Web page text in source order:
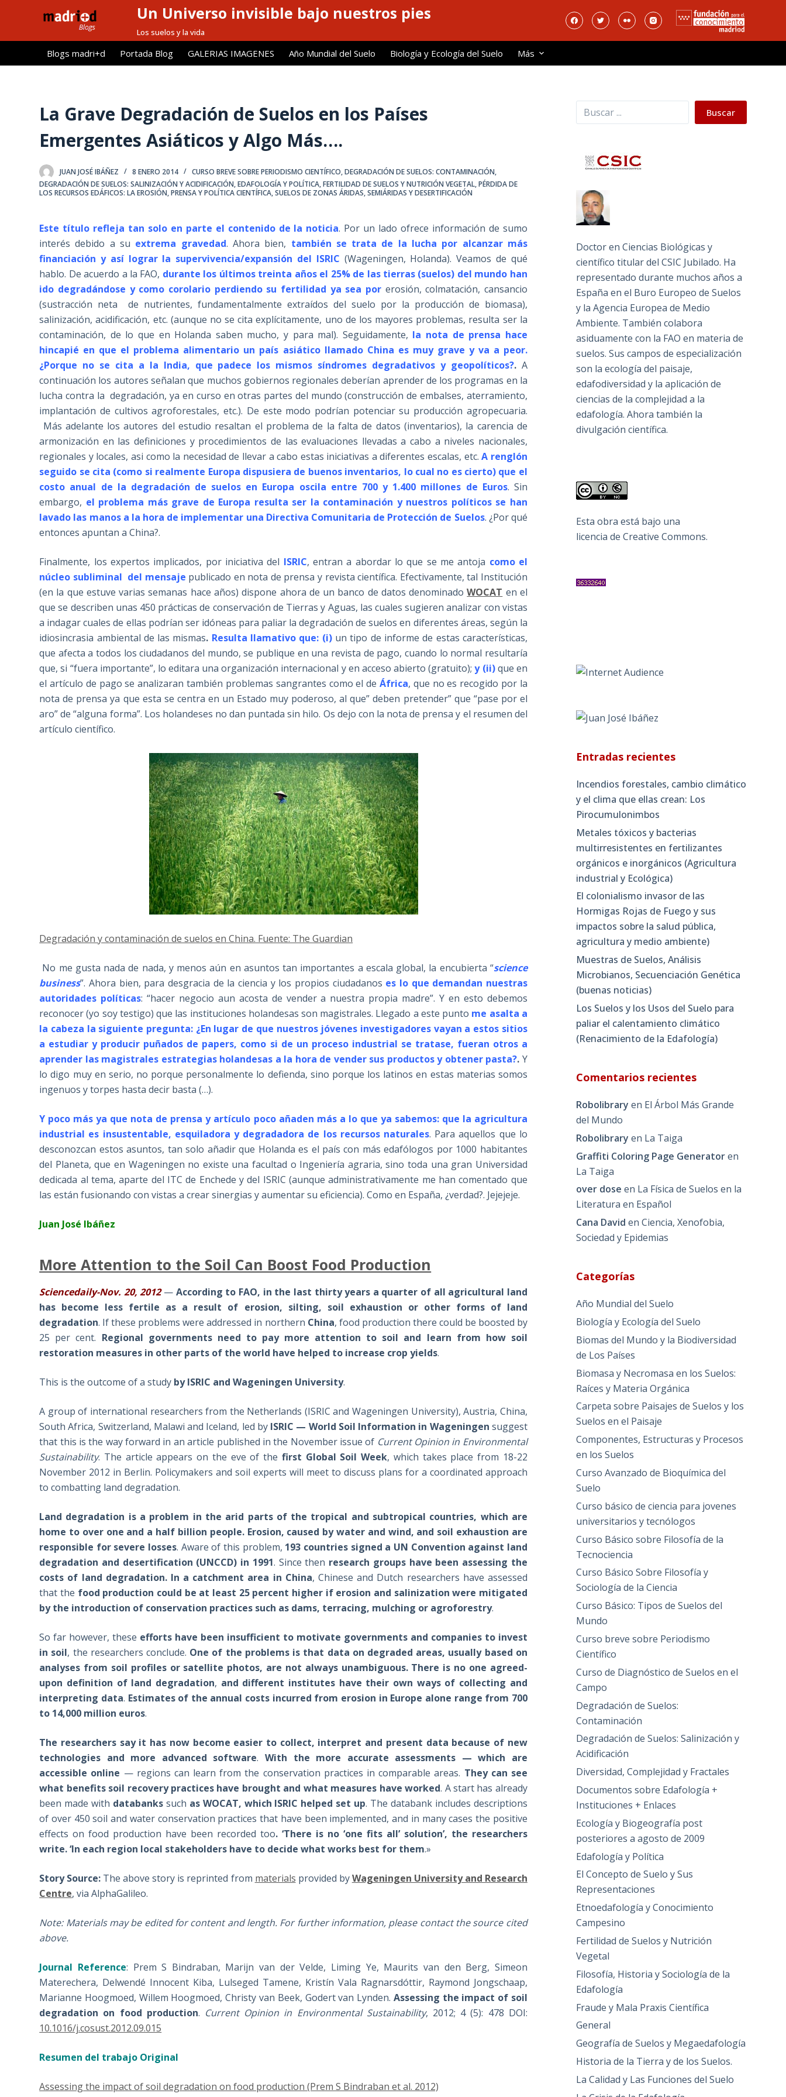
l
Un Universo invisible bajo nuestros pies
Los suelos y la vida
Blogs madri+d Portada Blog GALERIAS IMAGENES Año Mundial del Suelo Biología y Ecología del Suelo Más
La Grave Degradación de Suelos en los Países
Emergentes Asiáticos y Algo Más….
JUAN JOSÉ IBÁÑEZ 8 ENERO 2014 CURSO BREVE SOBRE PERIODISMO CIENTÍFICO,DEGRADACIÓN DE SUELOS: CONTAMINACIÓN,
DEGRADACIÓN DE SUELOS: SALINIZACIÓN Y ACIDIFICACIÓN,EDAFOLOGÍA Y POLÍTICA,FERTILIDAD DE SUELOS Y NUTRICIÓN VEGETAL,PÉRDIDA DE
LOS RECURSOS EDÁFICOS: LA EROSIÓN,PRENSA Y POLÍTICA CIENTÍFICA,SUELOS DE ZONAS ÁRIDAS, SEMIÁRIDAS Y DESERTIFICACIÓN
Este título refleja tan solo en parte el contenido de la noticia. Por un lado ofrece información de sumo
interés debido a su extrema gravedad. Ahora bien, también se trata de la lucha por alcanzar más
financiación y así lograr la supervivencia/expansión del ISRIC (Wageningen, Holanda). Veamos de qué
hablo. De acuerdo a la FAO, durante los últimos treinta años el 25% de las tierras (suelos) del mundo han
ido degradándose y como corolario perdiendo su fertilidad ya sea por erosión, colmatación, cansancio
(sustracción neta de nutrientes, fundamentalmente extraídos del suelo por la producción de biomasa),
salinización, acidificación, etc. (aunque no se cita explícitamente, uno de los mayores problemas, resulta ser la
contaminación, de lo que en Holanda saben mucho, y para mal). Seguidamente, la nota de prensa hace
hincapié en que el problema alimentario un país asiático llamado China es muy grave y va a peor.
¿Porque no se cita a la India, que padece los mismos síndromes degradativos y geopolíticos?.A
continuación los autores señalan que muchos gobiernos regionales deberían aprender de los programas en la
lucha contra la degradación, ya en curso en otras partes del mundo (construcción de embalses, aterramiento,
implantación de cultivos agroforestales, etc.). De este modo podrían potenciar su producción agropecuaria.
Más adelante los autores del estudio resaltan el problema de la falta de datos (inventarios), la carencia de
armonización en las definiciones y procedimientos de las evaluaciones llevadas a cabo a niveles nacionales,
regionales y locales, asi como la necesidad de llevar a cabo estas iniciativas a diferentes escalas, etc.A renglón
seguido se cita (como si realmente Europa dispusiera de buenos inventarios, lo cual no es cierto) que el
costo anual de la degradación de suelos en Europa oscila entre 700 y 1.400 millones de Euros. Sin
embargo, el problema más grave de Europa resulta ser la contaminación y nuestros políticos se han
lavado las manos a la hora de implementar una Directiva Comunitaria de Protección de Suelos. ¿Por qué
entonces apuntan a China?.
Finalmente, los expertos implicados, por iniciativa del ISRIC, entran a abordar lo que se me antoja como el
núcleo subliminal del mensaje publicado en nota de prensa y revista científica. Efectivamente, tal Institución
(en la que estuve varias semanas hace años) dispone ahora de un banco de datos denominadoWOCAT en el
que se describen unas 450 prácticas de conservación de Tierras y Aguas, las cuales sugieren analizar con vistas
a indagar cuales de ellas podrían ser idóneas para paliar la degradación de suelos en diferentes áreas, según la
idiosincrasia ambiental de las mismas. Resulta llamativo que: (i)un tipo de informe de estas características,
que afecta a todos los ciudadanos del mundo, se publique en una revista de pago, cuando lo normal resultaría
que, si “fuera importante”, lo editara una organización internacional y en acceso abierto (gratuito);y (ii)que en
el artículo de pago se analizaran también problemas sangrantes como el de África, que no es recogido por la
nota de prensa ya que esta se centra en un Estado muy poderoso, al que” deben pretender” que “pase por el
aro” de “alguna forma”. Los holandeses no dan puntada sin hilo. Os dejo con la nota de prensa y el resumen del
artículo científico.
Degradación y contaminación de suelos en China. Fuente: The Guardian
No me gusta nada de nada, y menos aún en asuntos tan importantes a escala global, la encubierta “science
business”. Ahora bien, para desgracia de la ciencia y los propios ciudadanos es lo que demandan nuestras
autoridades políticas: “hacer negocio aun acosta de vender a nuestra propia madre”. Y en esto debemos
reconocer (yo soy testigo) que las instituciones holandesas son magistrales. Llegado a este punto me asalta a
la cabeza la siguiente pregunta: ¿En lugar de que nuestros jóvenes investigadores vayan a estos sitios
a estudiar y producir puñados de papers, como si de un proceso industrial se tratase, fueran otros a
aprender las magistrales estrategias holandesas a la hora de vender sus productos y obtener pasta?. Y
lo digo muy en serio, no porque personalmente lo defienda, sino porque los latinos en estas materias somos
ingenuos y torpes hasta decir basta (…).
Y poco más ya que nota de prensa y artículo poco añaden más a lo que ya sabemos: que la agricultura
industrial es insustentable, esquiladora y degradadora de los recursos naturales. Para aquellos que lo
desconozcan estos asuntos, tan solo añadir que Holanda es el país con más edafólogos por 1000 habitantes
del Planeta, que en Wageningen no existe una facultad o Ingeniería agraria, sino toda una gran Universidad
dedicada al tema, aparte del ITC de Enchede y del ISRIC (aunque administrativamente me han comentado que
las están fusionando con vistas a crear sinergias y aumentar su eficiencia). Como en España, ¿verdad?. Jejejeje.
Juan José Ibáñez
More Attention to the Soil Can Boost Food Production
Sciencedaily-Nov. 20, 2012 — According to FAO, in the last thirty years a quarter of all agricultural land
has become less fertile as a result of erosion, silting, soil exhaustion or other forms of land
degradation. If these problems were addressed in northern China, food production there could be boosted by
25 per cent. Regional governments need to pay more attention to soil and learn from how soil
restoration measures in other parts of the world have helped to increase crop yields.
This is the outcome of a study by ISRIC and Wageningen University.
A group of international researchers from the Netherlands (ISRIC and Wageningen University), Austria, China,
South Africa, Switzerland, Malawi and Iceland, led by ISRIC — World Soil Information in Wageningen suggest
that this is the way forward in an article published in the November issue of Current Opinion in Environmental
Sustainability. The article appears on the eve of the first Global Soil Week, which takes place from 18-22
November 2012 in Berlin. Policymakers and soil experts will meet to discuss plans for a coordinated approach
to combatting land degradation.
Land degradation is a problem in the arid parts of the tropical and subtropical countries, which are
home to over one and a half billion people. Erosion, caused by water and wind, and soil exhaustion are
responsible for severe losses. Aware of this problem, 193 countries signed a UN Convention against land
degradation and desertification (UNCCD) in 1991. Since then research groups have been assessing the
costs of land degradation. In a catchment area in China, Chinese and Dutch researchers have assessed
that the food production could be at least 25 percent higher if erosion and salinization were mitigated
by the introduction of conservation practices such as dams, terracing, mulching or agroforestry.
So far however, these efforts have been insufficient to motivate governments and companies to invest
in soil, the researchers conclude. One of the problems is that data on degraded areas, usually based on
analyses from soil profiles or satellite photos, are not always unambiguous. There is no one agreed-
upon definition of land degradation, and different institutes have their own ways of collecting and
interpreting data. Estimates of the annual costs incurred from erosion in Europe alone range from 700
to 14,000 million euros.
The researchers say it has now become easier to collect, interpret and present data because of new
technologies and more advanced software. With the more accurate assessments — which are
accessible online — regions can learn from the conservation practices in comparable areas. They can see
what benefits soil recovery practices have brought and what measures have worked. A start has already
been made with databankssuch as WOCAT, which ISRIC helped set up. The databank includes descriptions
of over 450 soil and water conservation practices that have been implemented, and in many cases the positive
effects on food production have been recorded too. ‘There is no ‘one fits all’ solution’, the researchers
write. ‘In each region local stakeholders have to decide what works best for them.»
Story Source: The above story is reprinted from materials provided byWageningen University and Research
Centre, via AlphaGalileo.
Note: Materials may be edited for content and length. For further information, please contact the source cited
above.
Journal Reference: Prem S Bindraban, Marijn van der Velde, Liming Ye, Maurits van den Berg, Simeon
Materechera, Delwendé Innocent Kiba, Lulseged Tamene, Kristín Vala Ragnarsdóttir, Raymond Jongschaap,
Marianne Hoogmoed, Willem Hoogmoed, Christy van Beek, Godert van Lynden. Assessing the impact of soil
degradation on food production. Current Opinion in Environmental Sustainability, 2012; 4 (5): 478 DOI:
10.1016/j.cosust.2012.09.015
Resumen del trabajo Original
Assessing the impact of soil degradation on food production (Prem S Bindraban et al. 2012)
Buscar Buscar
Doctor en Ciencias Biológicas y
científico titular del CSIC Jubilado. Ha
representado durante muchos años a
España en el Buro Europeo de Suelos
y la Agencia Europea de Medio
Ambiente. También colabora
asiduamente con la FAO en materia de
suelos. Sus campos de especialización
son la ecología del paisaje,
edafodiversidad y la aplicación de
ciencias de la complejidad a la
edafología. Ahora también la
divulgación científica.
Esta obra está bajo una
licencia de Creative Commons.
Entradas recientes
Incendios forestales, cambio climático
y el clima que ellas crean: Los
Pirocumulonimbos
Metales tóxicos y bacterias
multirresistentes en fertilizantes
orgánicos e inorgánicos (Agricultura
industrial y Ecológica)
El colonialismo invasor de las
Hormigas Rojas de Fuego y sus
impactos sobre la salud pública,
agricultura y medio ambiente)
Muestras de Suelos, Análisis
Microbianos, Secuenciación Genética
(buenas noticias)
Los Suelos y los Usos del Suelo para
paliar el calentamiento climático
(Renacimiento de la Edafología)
Comentarios recientes
Robolibrary en El Árbol Más Grande
del Mundo
Robolibrary en La Taiga
Graffiti Coloring Page Generatoren
La Taiga
over dose en La Física de Suelos en la
Literatura en Español
Cana David enCiencia, Xenofobia,
Sociedad y Epidemias
Categorías
Año Mundial del Suelo
Biología y Ecología del Suelo
Biomas del Mundo y la Biodiversidad
de Los Países
Biomasa y Necromasa en los Suelos:
Raíces y Materia Orgánica
Carpeta sobre Paisajes de Suelos y los
Suelos en el Paisaje
Componentes, Estructuras y Procesos
en los Suelos
Curso Avanzado de Bioquímica del
Suelo
Curso básico de ciencia para jovenes
universitarios y tecnólogos
Curso Básico sobre Filosofía de la
Tecnociencia
Curso Básico Sobre Filosofía y
Sociología de la Ciencia
Curso Básico: Tipos de Suelos del
Mundo
Curso breve sobre Periodismo
Científico
Curso de Diagnóstico de Suelos en el
Campo
Degradación de Suelos:
Contaminación
Degradación de Suelos: Salinización y
Acidificación
Diversidad, Complejidad y Fractales
Documentos sobre Edafología +
Instituciones + Enlaces
Ecología y Biogeografía post
posteriores a agosto de 2009
Edafología y Política
El Concepto de Suelo y Sus
Representaciones
Etnoedafología y Conocimiento
Campesino
Fertilidad de Suelos y Nutrición
Vegetal
Filosofía, Historia y Sociología de la
Edafología
Fraude y Mala Praxis Científica
General
Geografía de Suelos y Megaedafología
Historia de la Tierra y de los Suelos.
La Calidad y Las Funciones del Suelo